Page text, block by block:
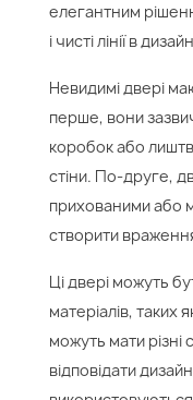
елегантним
і чисті лінії в
Невидимі двері
перше, вони
коробок або
стіни. По-друге,
прихованими або
створити
Ці двері можуть
матеріалів, таких
можуть мати
відповідати